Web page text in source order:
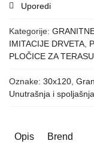
Uporedi
Kategorije:
IMITACIJE DRVETA
PLOČICE ZA TERASU
Oznake: 30x120
Unutrašnja i spoljašnja
Opis Brend